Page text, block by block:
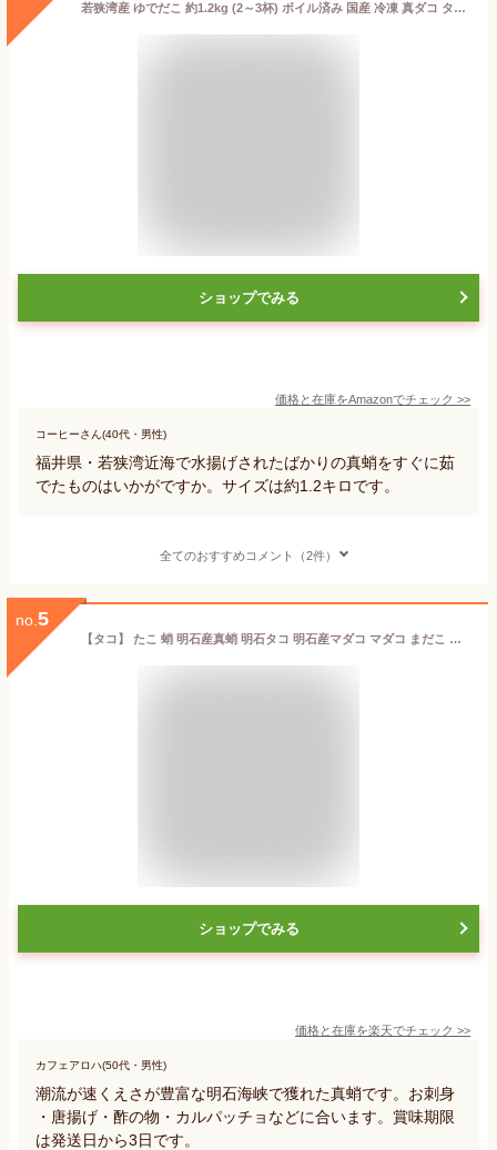
若狭湾産 ゆでだこ 約1.2kg (2～3杯) ボイル済み 国産 冷凍 真ダコ タコつぼ漁 刺身用 おつまみ サラダ たこ焼き 高たんぱく 低カロリー btako2505
ショップでみる
価格と在庫をAmazonでチェック >>
コーヒーさん(40代・男性)
福井県・若狭湾近海で水揚げされたばかりの真蛸をすぐに茹
でたものはいかがですか。サイズは約1.2キロです。
全てのおすすめコメント（2件）
no. 5
【タコ】 たこ 蛸 明石産真蛸 明石タコ 明石産マダコ マダコ まだこ 明石三代名物 名物 明石のお土産 明石市 兵庫県 タコ焼き 明石焼き レシピ レパートリー豊富 天ぷら お刺身 酢の物 煮漬け から揚げ 握り寿司 カルパッチョ サラダ 等楽しめます♪
ショップでみる
価格と在庫を楽天でチェック >>
カフェアロハ(50代・男性)
潮流が速くえさが豊富な明石海峡で獲れた真蛸です。お刺身
・唐揚げ・酢の物・カルパッチョなどに合います。賞味期限
は発送日から3日です。